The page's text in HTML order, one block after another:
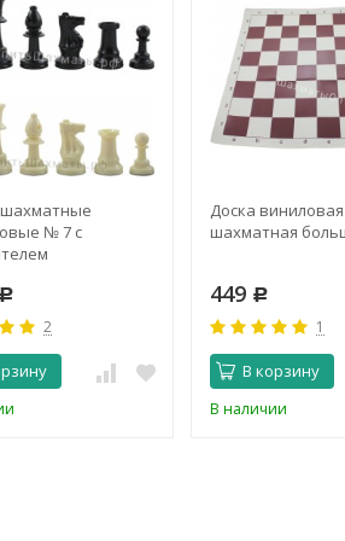
№ 7 с
Р
2
Доска виниловая
шахматная
449 Р
1
В корзину
В наличии